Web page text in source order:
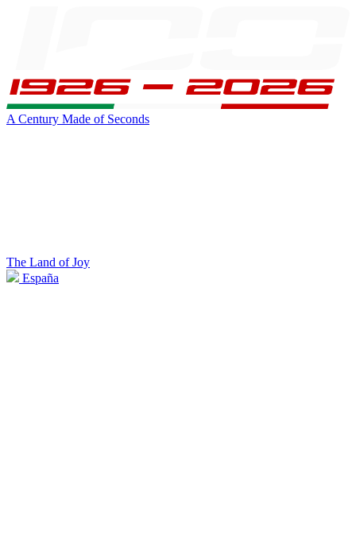
A Century Made of Seconds
The Land of Joy
España